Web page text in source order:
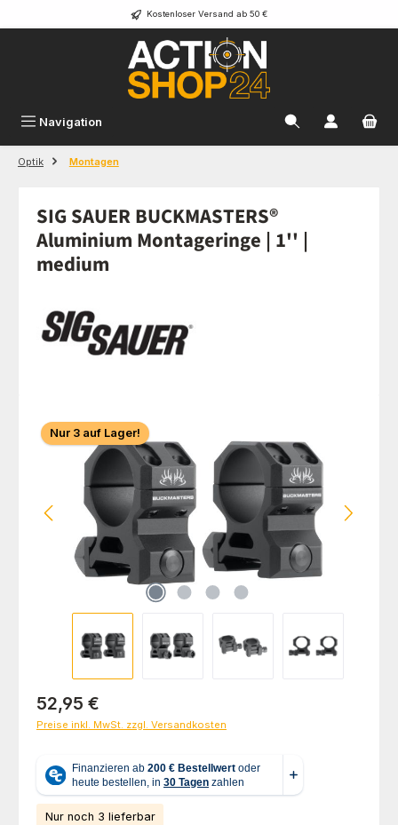
Zum Hauptinhalt springen Kostenloser Versand ab 50 €
Navigation
Optik Montagen
SIG SAUER BUCKMASTERS®
Aluminium Montageringe | 1'' |
medium
Bildergalerie überspringen
Nur 3 auf Lager!
Regulärer Preis:
52,95 €
Preise inkl. MwSt. zzgl. Versandkosten
Nur noch 3 lieferbar